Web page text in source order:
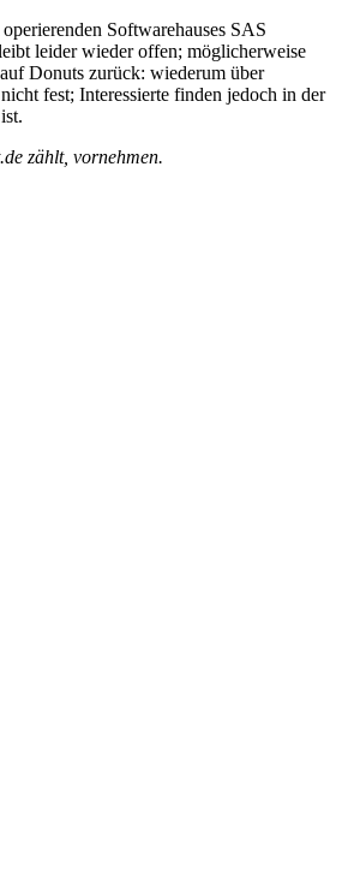
Softwarehauses SAS
leider wieder offen; möglicherweise
Donuts zurück: wiederum über
fest; Interessierte finden jedoch in der
zählt, vornehmen.